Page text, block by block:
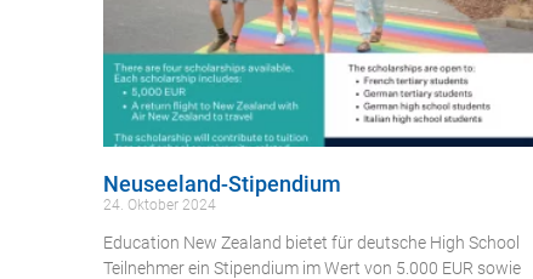
Neuseeland-Stipendium
24. Oktober 2024
Education New Zealand bietet für deutsche High School
Teilnehmer ein Stipendium im Wert von 5.000 EUR sowie